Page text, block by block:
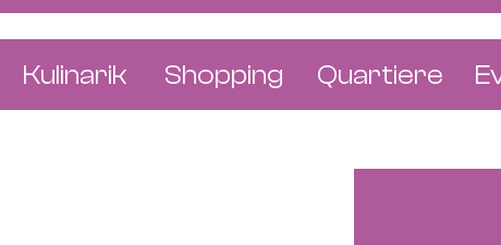
Kulinarik Shopping Quartiere